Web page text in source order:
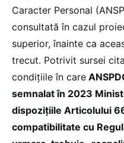
Caracter Personal
consultată în cazul
superior, înainte ca
trecut. Potrivit sursei
condițiile în care
semnalat în 2023
dispozițiile Articolului
compatibilitate cu